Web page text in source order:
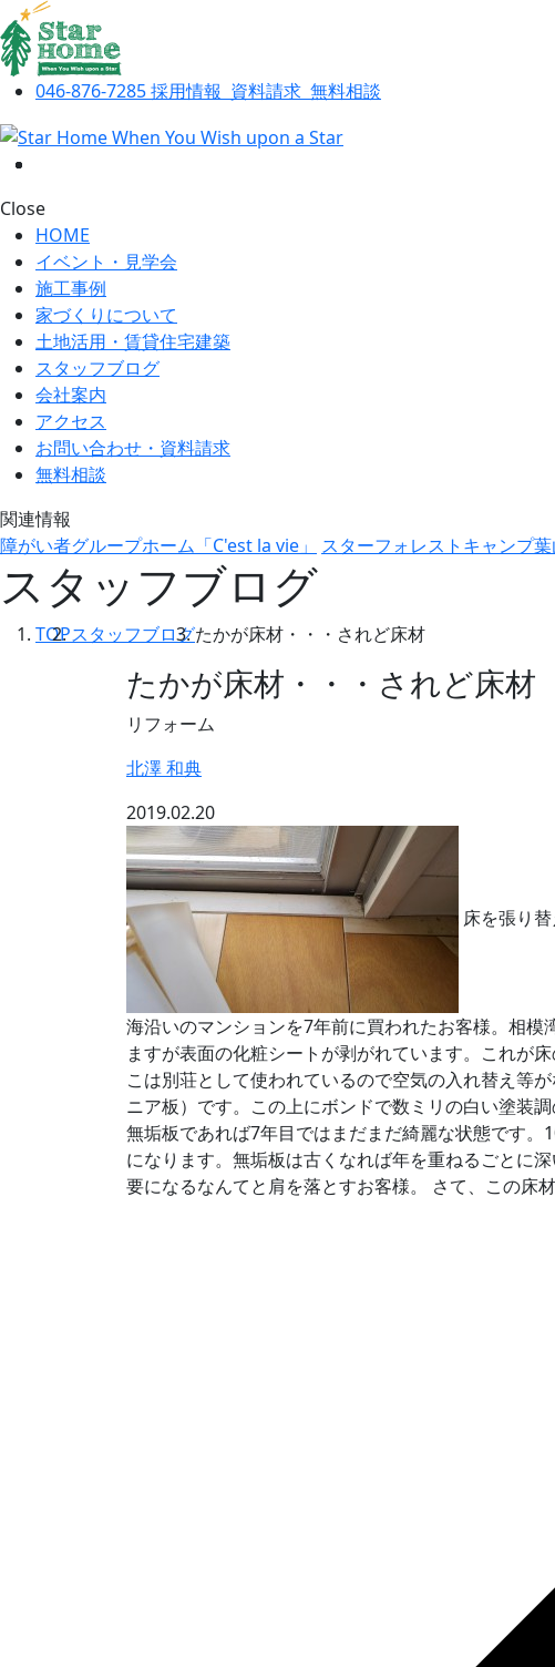
046-876-7285採用情報 資料請求 無料相談
Close
HOME
イベント・見学会
施工事例
家づくりについて
土地活用・賃貸住宅建築
スタッフブログ
会社案内
アクセス
お問い合わせ・資料請求
無料相談
関連情報
障がい者グループホーム「C'est la vie」
スターフォレストキャンプ葉
スタッフブログ
TOPスタッフブログたかが床材・・・されど床材
たかが床材・・・されど床材
リフォーム
北澤 和典
2019.02.20
床を張り
海沿いのマンションを7年前に買われたお客様。相
ますが表面の化粧シートが剥がれています。これが
こは別荘として使われているので空気の入れ替え等
ニア板）です。この上にボンドで数ミリの白い塗装
無垢板であれば7年目ではまだまだ綺麗な状態です
になります。無垢板は古くなれば年を重ねるごとに
要になるなんてと肩を落とすお客様。 さて、この床